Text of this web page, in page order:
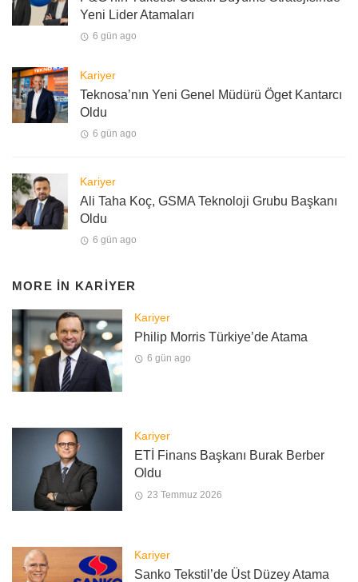
Yeni Lider Atamaları
6 gün ago
Kariyer
Teknosa’nın Yeni Genel Müdürü Öget Kantarcı
Oldu
6 gün ago
Kariyer
Ali Taha Koç, GSMA Teknoloji Grubu Başkanı
Oldu
6 gün ago
MORE IN KARIYER
Kariyer
Philip Morris Türkiye’de Atama
6 gün ago
Kariyer
ETİ Finans Başkanı Burak Berber
Oldu
23 Temmuz 2026
Kariyer
Sanko Tekstil’de Üst Düzey Atama